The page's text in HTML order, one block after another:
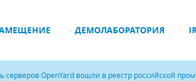
ДЕМОЛАБОРАТОРИЯ
серверов OpenYard вошли в реестр российской